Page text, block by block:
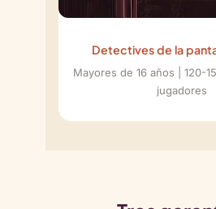
Detectives de la
Mayores de 16 años | 120-
jugadores